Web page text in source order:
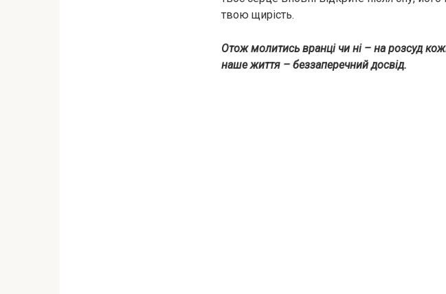
твою щирість.
Отож молитись вранці чи ні – на розсуд
наше життя – беззаперечний досвід.